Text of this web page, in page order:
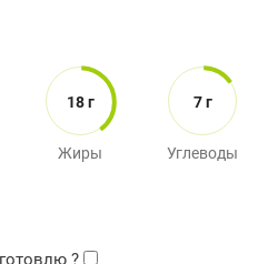
18 г
Жиры
7 г
Углеводы